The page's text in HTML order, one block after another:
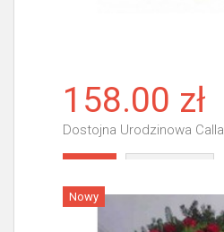
158.00 zł
Dostojna Urodzinowa Calla
Nowy